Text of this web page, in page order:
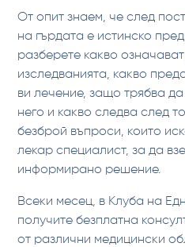
От опит знаем, че след
на гърдата е истинско
разберете какво
изследванията, какво
ви лечение, защо трябва
него и какво следва след
безброй въпроси, които
лекар специалист, за да
информирано решение.
Всеки месец, в Клуба на
получите безплатна
от различни медицински